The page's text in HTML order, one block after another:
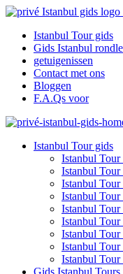
Istanbul Tour gids
Gids Istanbul
getuigenissen
Contact met ons
Bloggen
F.A.Qs voor
Istanbul Tour gids
Istanbul
Istanbul Tour
Istanbul
Istanbul
Istanbul
Istanbul
Istanbul
Istanbul
Istanbul
Gids Istanbul Tours